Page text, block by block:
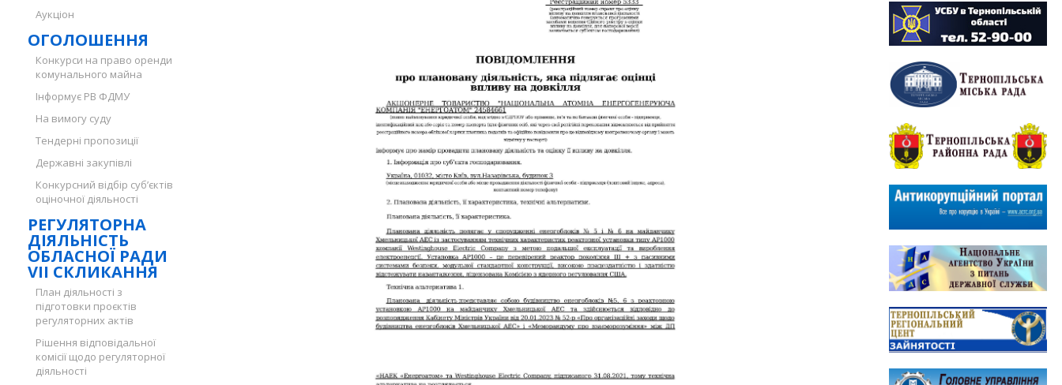
Аукціон
ОГОЛОШЕННЯ
Конкурси на право оренди
комунального майна
Інформує РВ ФДМУ
На вимогу суду
Тендерні пропозиції
Державні закупівлі
Конкурсний відбір суб’єктів
оціночної діяльності
РЕГУЛЯТОРНА
ДІЯЛЬНІСТЬ
ОБЛАСНОЇ РАДИ
VII СКЛИКАННЯ
План діяльності з
підготовки проєктів
регуляторних актів
Рішення відповідальної
комісії щодо регуляторної
діяльності